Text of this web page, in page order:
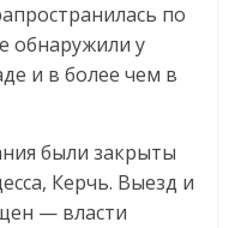
по
обнаружили у
и в более чем в
были закрыты
Керчь. Выезд и
— власти